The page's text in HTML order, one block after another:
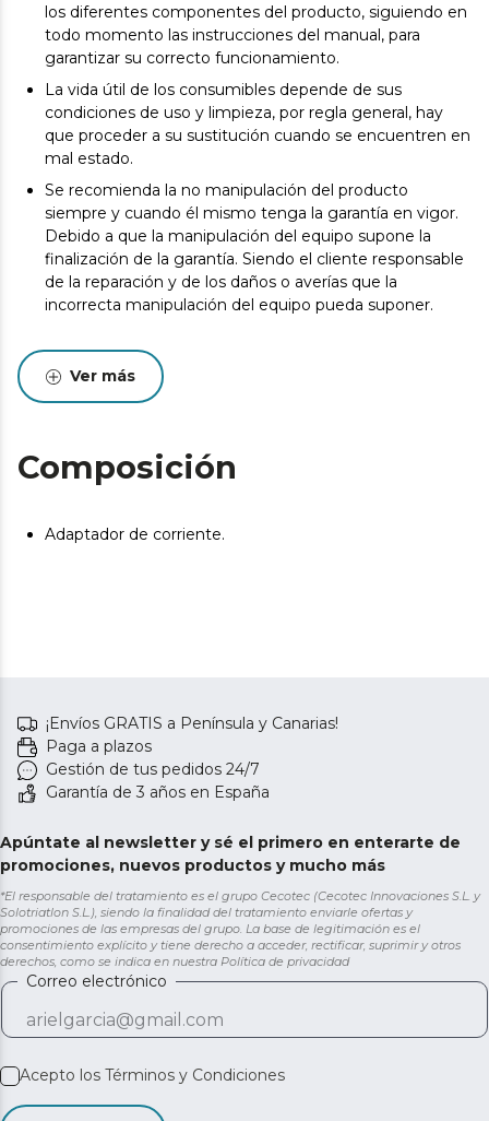
los diferentes componentes del producto, siguiendo en
todo momento las instrucciones del manual, para
garantizar su correcto funcionamiento.
La vida útil de los consumibles depende de sus
condiciones de uso y limpieza, por regla general, hay
que proceder a su sustitución cuando se encuentren en
mal estado.
Se recomienda la no manipulación del producto
siempre y cuando él mismo tenga la garantía en vigor.
Debido a que la manipulación del equipo supone la
finalización de la garantía. Siendo el cliente responsable
de la reparación y de los daños o averías que la
incorrecta manipulación del equipo pueda suponer.
Ver más
Composición
Adaptador de corriente.
¡Envíos GRATIS a Península y Canarias!
Paga a plazos
Gestión de tus pedidos 24/7
Garantía de 3 años en España
Apúntate al newsletter y sé el primero en enterarte de
promociones, nuevos productos y mucho más
*El responsable del tratamiento es el grupo Cecotec (Cecotec Innovaciones S.L. y
Solotriatlon S.L.), siendo la finalidad del tratamiento enviarle ofertas y
promociones de las empresas del grupo. La base de legitimación es el
consentimiento explícito y tiene derecho a acceder, rectificar, suprimir y otros
derechos, como se indica en nuestra Política de privacidad
Correo electrónico
Acepto los Términos y Condiciones